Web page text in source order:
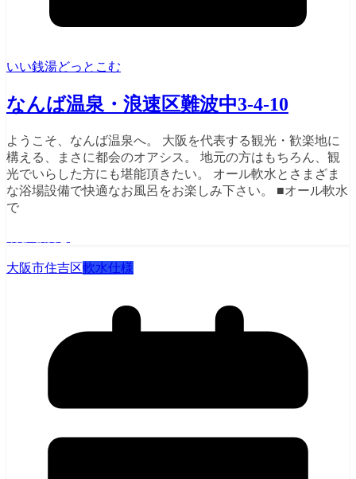
いい銭湯どっとこむ
なんば温泉・浪速区難波中3-4-10
ようこそ、なんば温泉へ。 大阪を代表する観光・歓楽地に
構える、まさに都会のオアシス。 地元の方はもちろん、観
光でいらした方にも堪能頂きたい。 オール軟水とさまざま
な浴場設備で快適なお風呂をお楽しみ下さい。 ■オール軟水
で
大阪市住吉区軟水仕様